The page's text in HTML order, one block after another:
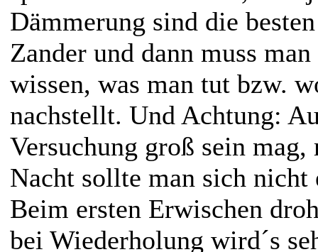
Dämmerung sind die
Zander und dann muss
wissen, was man tut bzw.
nachstellt. Und Achtung:
Versuchung groß sein
Nacht sollte man sich nicht
Beim ersten Erwischen
bei Wiederholung wird´s